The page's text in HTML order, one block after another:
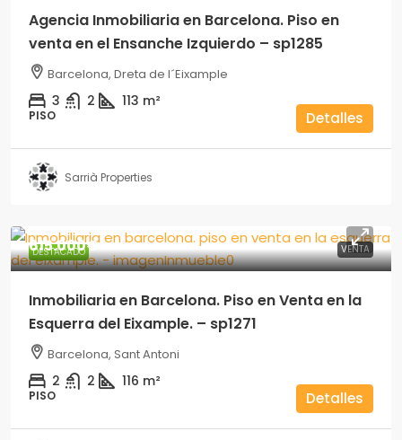
Agencia Inmobiliaria en Barcelona. Piso en
venta en el Ensanche Izquierdo – sp1285
Barcelona, Dreta de l´Eixample
3 2 113 m²
PISO Detalles
Sarrià Properties
DESTACADO VENTA
615.000€
Inmobiliaria en Barcelona. Piso en Venta en la
Esquerra del Eixample. – sp1271
Barcelona, Sant Antoni
2 2 116 m²
PISO Detalles